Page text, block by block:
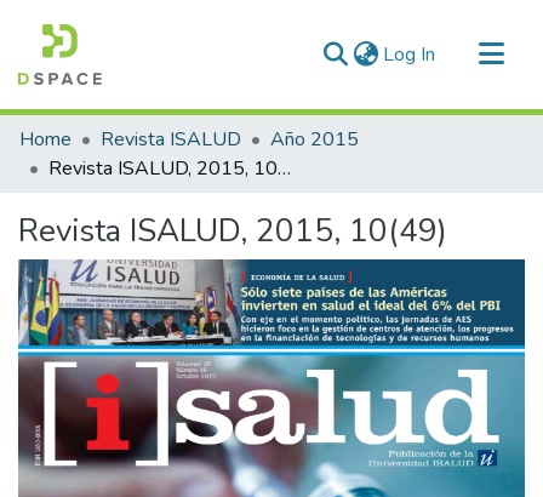
Log In (current)
Communities & Collections
All of DSpace
Home Revista ISALUD
Año 2015
Revista ISALUD, 2015, 10(49)
Revista ISALUD, 2015, 10(49)